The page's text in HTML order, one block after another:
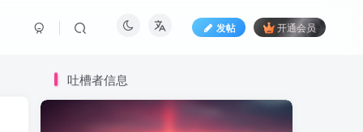
发帖 开通会员
吐槽者信息